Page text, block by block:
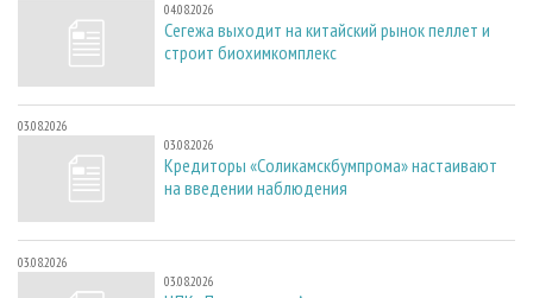
04.08.2026
Сегежа выходит на китайский рынок пеллет и
строит биохимкомплекс
03.08.2026
03.08.2026
Кредиторы «Соликамскбумпрома» настаивают
на введении наблюдения
03.08.2026
03.08.2026